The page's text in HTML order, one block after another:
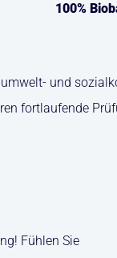
100%
und
fortlaufende
Fühlen Sie